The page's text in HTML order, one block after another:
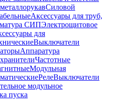
Силовой
Аксессуары для труб,
СИПЭлектрощитовое
для
Выключатели
Аппаратура
Частотные
Модульная
РелеВыключатели
модульное
пуска